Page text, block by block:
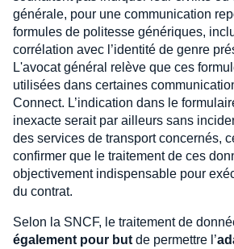
générale, pour une communication
formules de politesse génériques,
corrélation avec l’identité de genre
L'avocat général relève que ces
utilisées dans certaines
Connect. L’indication dans le
inexacte serait par ailleurs sans
des services de transport concernés,
confirmer que le traitement de ces
objectivement indispensable pour
du contrat.
Selon la SNCF, le traitement de
également pour but de permettre l’